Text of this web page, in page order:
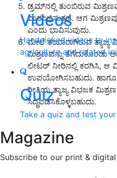
Videos
Handpicked videos to
agriculture and related
Quiz
Take a quiz and test
Magazine
Subscribe to our print &
ಡ್ರಮ್‌ನಲ್ಲಿ ತುಂಬಿರುವ
ಪ್ರಾರಂಭಿಸುತ್ತದೆ. ಆಗ
ಎಂದು ಭಾವಿಸುವುದು.
ಮೇಲೆ ತಯಾರಾಗಿರುವ
ಮಿಶ್ರಣವನ್ನು ತೆಗೆದುಕೊಂಡು
ಲೀಟರ್ ನೀರಿನಲ್ಲಿ ಕರಗಿಸಿ, ಆ
ಉಪಯೋಗಿಸಬಹುದು. ಹಾಗೂ
ರೀತಿಯ ತ್ಯಾಜ್ಯ ವಿಭಜಕ
ಸಿದ್ಧಪಡಿಸಿಕೊಳ್ಳಬಹುದು.